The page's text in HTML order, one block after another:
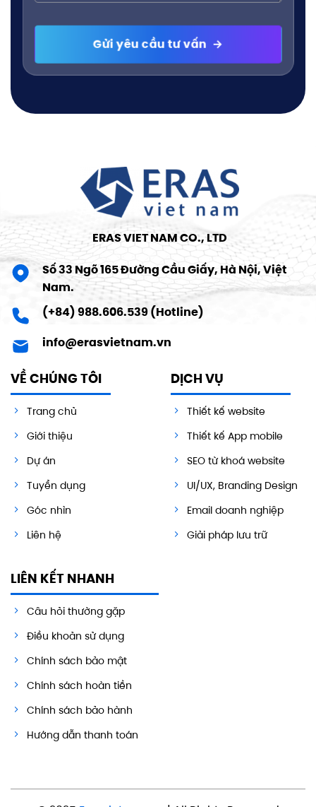
ERAS VIET NAM CO., LTD
Số 33 Ngõ 165 Đường Cầu Giấy, Hà Nội, Việt
Nam.
(+84) 988.606.539 (Hotline)
info@erasvietnam.vn
VỀ CHÚNG TÔI
Trang chủ
Giới thiệu
Dự án
Tuyển dụng
Góc nhìn
Liên hệ
DỊCH VỤ
Thiết kế website
Thiết kế App mobile
SEO từ khoá website
UI/UX, Branding Design
Email doanh nghiệp
Giải pháp lưu trữ
LIÊN KẾT NHANH
Câu hỏi thường gặp
Điều khoản sử dụng
Chính sách bảo mật
Chính sách hoàn tiền
Chính sách bảo hành
Hướng dẫn thanh toán